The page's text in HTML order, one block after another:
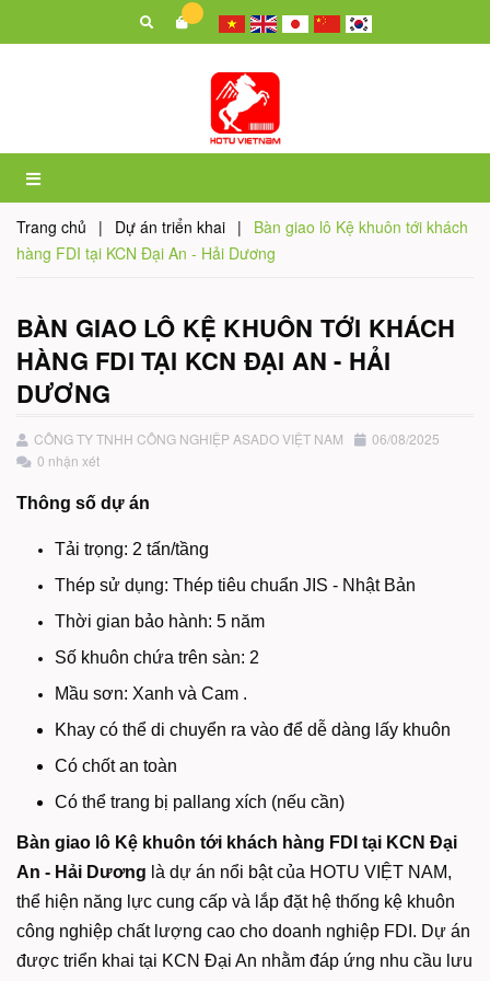
Trang chủ | Dự án triển khai |
Bàn giao lô Kệ khuôn tới khách
hàng FDI tại KCN Đại An - Hải Dương
BÀN GIAO LÔ KỆ KHUÔN TỚI KHÁCH
HÀNG FDI TẠI KCN ĐẠI AN - HẢI
DƯƠNG
CÔNG TY TNHH CÔNG NGHIỆP ASADO VIỆT NAM
06/08/2025
0 nhận xét
Thông số dự án
Tải trọng: 2 tấn/tầng
Thép sử dụng: Thép tiêu chuẩn JIS - Nhật Bản
Thời gian bảo hành: 5 năm
Số khuôn chứa trên sàn: 2
Mầu sơn: Xanh và Cam .
Khay có thể di chuyển ra vào để dễ dàng lấy khuôn
Có chốt an toàn
Có thể trang bị pallang xích (nếu cần)
Bàn giao lô Kệ khuôn tới khách hàng FDI tại KCN Đại
An - Hải Dương là dự án nổi bật của HOTU VIỆT NAM,
thể hiện năng lực cung cấp và lắp đặt hệ thống kệ khuôn
công nghiệp chất lượng cao cho doanh nghiệp FDI. Dự án
được triển khai tại KCN Đại An nhằm đáp ứng nhu cầu lưu